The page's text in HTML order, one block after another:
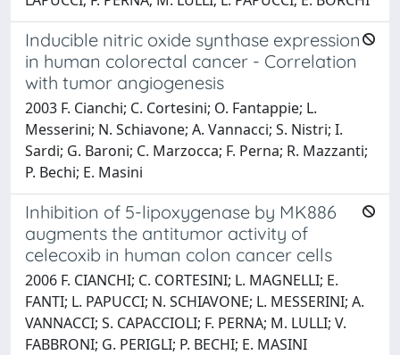
Inducible nitric oxide synthase expression
in human colorectal cancer - Correlation
with tumor angiogenesis
2003 F. Cianchi; C. Cortesini; O. Fantappie; L.
Messerini; N. Schiavone; A. Vannacci; S. Nistri; I.
Sardi; G. Baroni; C. Marzocca; F. Perna; R. Mazzanti;
P. Bechi; E. Masini
Inhibition of 5-lipoxygenase by MK886
augments the antitumor activity of
celecoxib in human colon cancer cells
2006 F. CIANCHI; C. CORTESINI; L. MAGNELLI; E.
FANTI; L. PAPUCCI; N. SCHIAVONE; L. MESSERINI; A.
VANNACCI; S. CAPACCIOLI; F. PERNA; M. LULLI; V.
FABBRONI; G. PERIGLI; P. BECHI; E. MASINI